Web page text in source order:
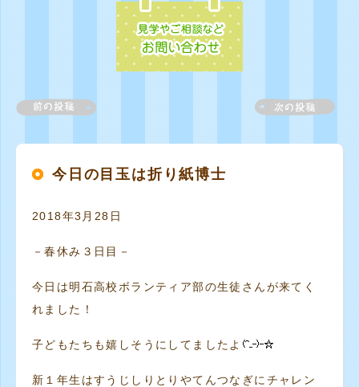
今日の目玉は折り紙博士
2018年3月28日
－春休み３日目－
今日は明石高校ボランティア部の生徒さんが来てく
れました！
子どもたちも嬉しそうにしてましたよ
新１年生はすうじしりとりやてんつなぎにチャレン